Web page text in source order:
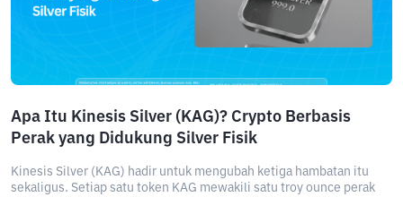
Apa Itu Kinesis Silver (KAG)? Crypto Berbasis
Perak yang Didukung Silver Fisik
Kinesis Silver (KAG) hadir untuk mengubah ketiga hambatan itu
sekaligus. Setiap satu token KAG mewakili satu troy ounce perak